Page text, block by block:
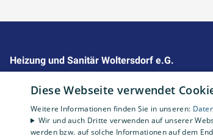
Heizung und Sanitär Woltersdorf e.G.
Impressum
Datenschutzerklärung
AGB
Diese Webseite verwendet
Weitere Informationen finden Sie in unseren:
Wir und auch Dritte verwenden auf unserer
werden bzw. auf solche Informationen auf dem